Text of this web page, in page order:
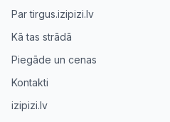
Par tirgus.izipizi.lv
Kā tas strādā
Piegāde un cenas
Kontakti
izipizi.lv